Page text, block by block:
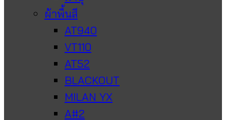
ผ้าพื้นสี
AT940
VT110
AT52
BLACKOUT
MILAN YX
A#2